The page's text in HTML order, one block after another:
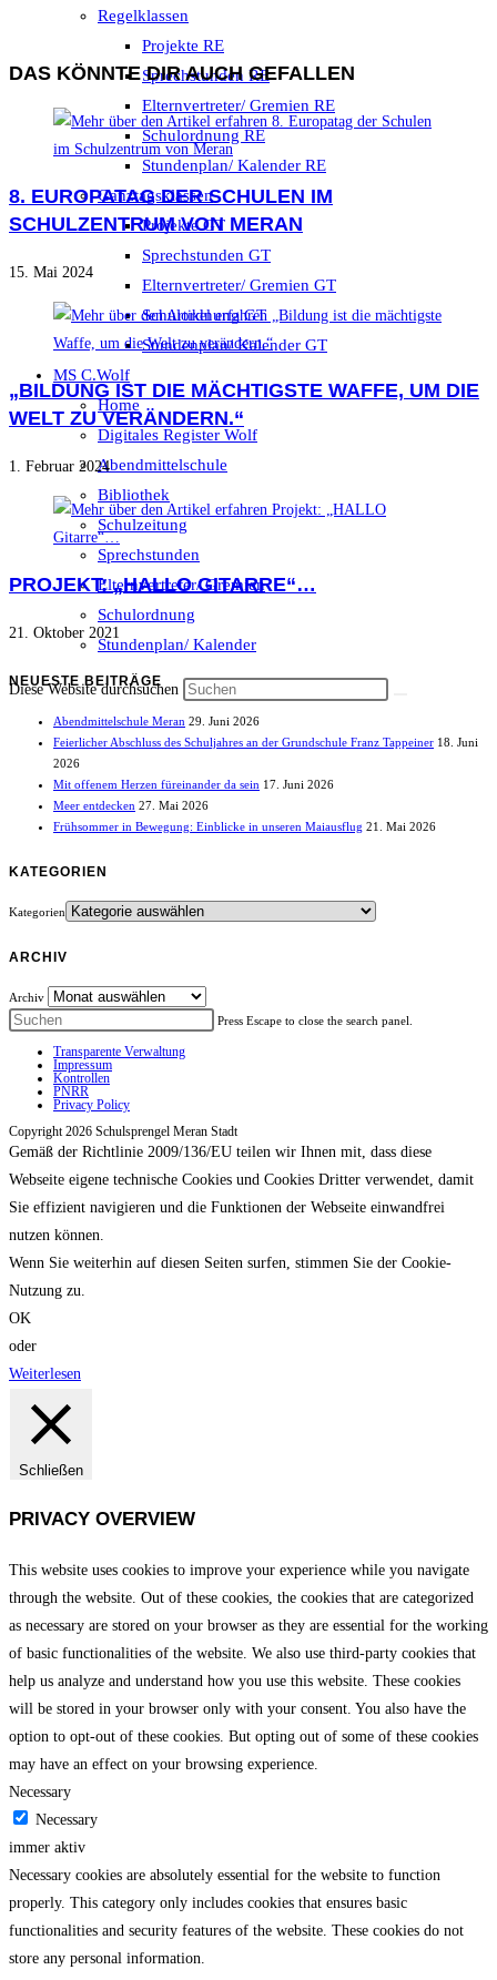
Regelklassen
Projekte RE
Sprechstunden RE
Elternvertreter/ Gremien RE
Schulordnung RE
Stundenplan/ Kalender RE
Ganztagsklassen
Projekte GT
Sprechstunden GT
Elternvertreter/ Gremien GT
Schulordnung GT
Stundenplan/ Kalender GT
MS C.Wolf
Home
Digitales Register Wolf
Abendmittelschule
Bibliothek
Schulzeitung
Sprechstunden
Elternvertreter/ Gremien
Schulordnung
Stundenplan/ Kalender
Diese Website durchsuchen
DAS KÖNNTE DIR AUCH GEFALLEN
8. EUROPATAG DER SCHULEN IM
SCHULZENTRUM VON MERAN
15. Mai 2024
„BILDUNG IST DIE MÄCHTIGSTE WAFFE, UM DIE
WELT ZU VERÄNDERN.“
1. Februar 2024
PROJEKT: „HALLO GITARRE“…
21. Oktober 2021
NEUESTE BEITRÄGE
Abendmittelschule Meran 29. Juni 2026
Feierlicher Abschluss des Schuljahres an der Grundschule Franz Tappeiner 18. Juni
2026
Mit offenem Herzen füreinander da sein 17. Juni 2026
Meer entdecken 27. Mai 2026
Frühsommer in Bewegung: Einblicke in unseren Maiausflug 21. Mai 2026
KATEGORIEN
Kategorien
ARCHIV
Archiv
Press Escape to close the search panel.
Transparente Verwaltung
Impressum
Kontrollen
PNRR
Privacy Policy
Copyright 2026 Schulsprengel Meran Stadt
Gemäß der Richtlinie 2009/136/EU teilen wir Ihnen mit, dass diese
Webseite eigene technische Cookies und Cookies Dritter verwendet, damit
Sie effizient navigieren und die Funktionen der Webseite einwandfrei
nutzen können.
Wenn Sie weiterhin auf diesen Seiten surfen, stimmen Sie der Cookie-
Nutzung zu.
OK
oder
Weiterlesen
Schließen
PRIVACY OVERVIEW
This website uses cookies to improve your experience while you navigate
through the website. Out of these cookies, the cookies that are categorized
as necessary are stored on your browser as they are essential for the working
of basic functionalities of the website. We also use third-party cookies that
help us analyze and understand how you use this website. These cookies
will be stored in your browser only with your consent. You also have the
option to opt-out of these cookies. But opting out of some of these cookies
may have an effect on your browsing experience.
Necessary
Necessary
immer aktiv
Necessary cookies are absolutely essential for the website to function
properly. This category only includes cookies that ensures basic
functionalities and security features of the website. These cookies do not
store any personal information.